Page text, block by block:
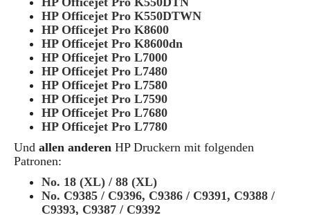
HP Officejet Pro K550DTWN
HP Officejet Pro K8600
HP Officejet Pro K8600dn
HP Officejet Pro L7000
HP Officejet Pro L7480
HP Officejet Pro L7580
HP Officejet Pro L7590
HP Officejet Pro L7680
HP Officejet Pro L7780
Und allen anderen HP Druckern mit folgenden
Patronen:
No. 18 (XL) / 88 (XL)
No. C9385 / C9396, C9386 / C9391, C9388 /
C9393, C9387 / C9392